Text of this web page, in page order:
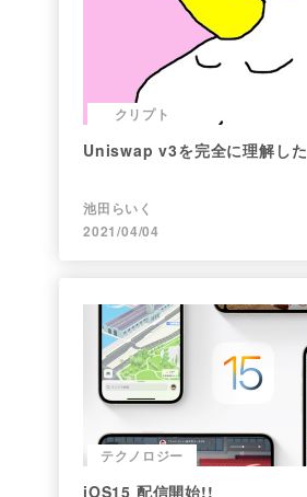
クリプト
Uniswap v3を完全に理解した
池田らいく
2021/04/04
テクノロジー
iOS15 配信開始!!